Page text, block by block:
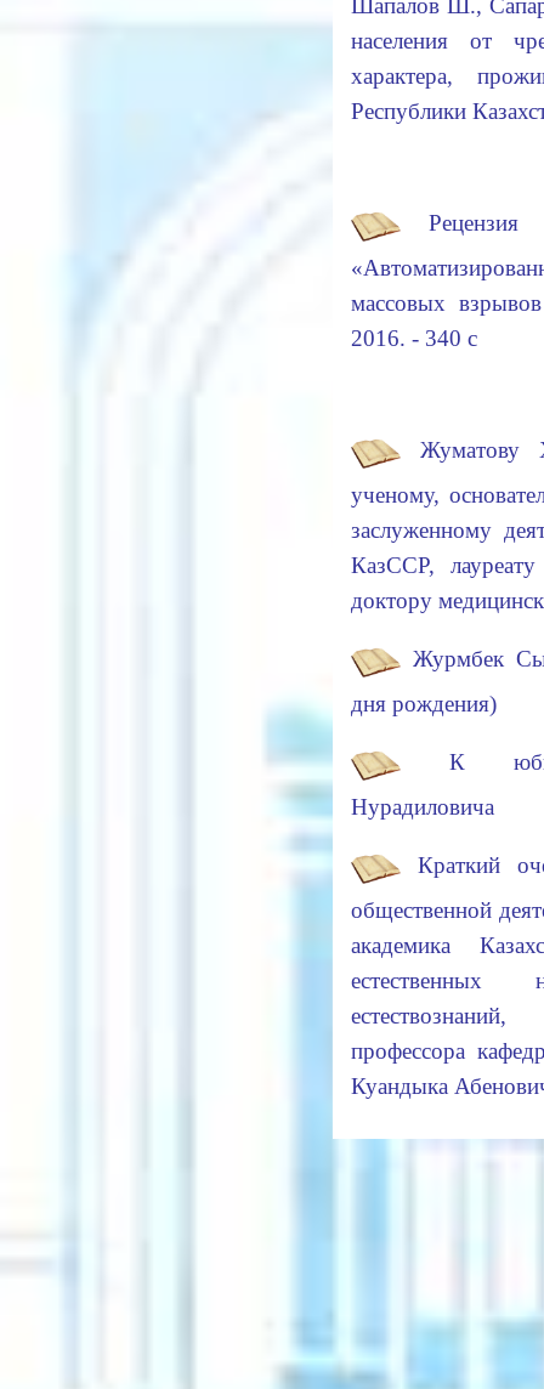
Шапалов Ш.,
населения от
характера,
Республики
массовых
2016. - 340 с
Жуматову
ученому,
заслуженному
КазССР,
доктору
Журмбек
дня рождения)
К
Нурадиловича
Краткий
общественной
академика
естественных
профессора
Куандыка